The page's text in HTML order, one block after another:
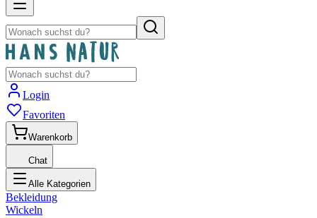
Login
Favoriten
Warenkorb
Chat
Alle Kategorien
Bekleidung
Wickeln